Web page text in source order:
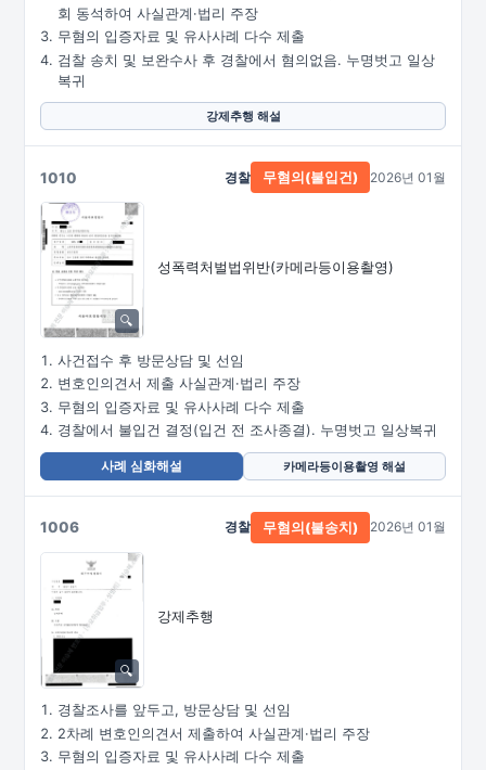
회 동석하여 사실관계·법리 주장
무혐의 입증자료 및 유사사례 다수 제출
검찰 송치 및 보완수사 후 경찰에서 혐의없음. 누명벗고 일상
복귀
강제추행 해설
1010
성폭력처벌법위반(카메라등이용촬영)
경찰 무혐의(불입건) 2026년 01월
사건접수 후 방문상담 및 선임
변호인의견서 제출 사실관계·법리 주장
무혐의 입증자료 및 유사사례 다수 제출
경찰에서 불입건 결정(입건 전 조사종결). 누명벗고 일상복귀
사례 심화해설 카메라등이용촬영 해설
1006
강제추행
경찰 무혐의(불송치) 2026년 01월
경찰조사를 앞두고, 방문상담 및 선임
2차례 변호인의견서 제출하여 사실관계·법리 주장
무혐의 입증자료 및 유사사례 다수 제출